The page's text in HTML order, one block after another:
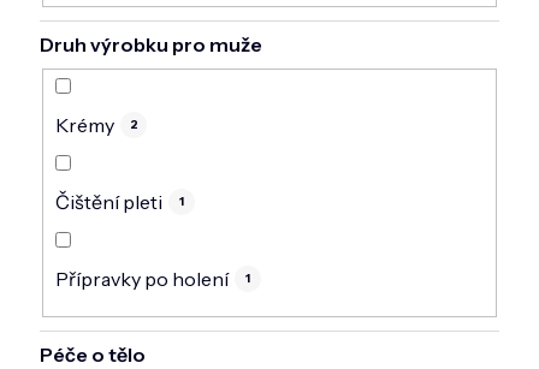
Druh výrobku pro muže
Krémy 2
Čištění pleti 1
Přípravky po holení 1
Péče o tělo